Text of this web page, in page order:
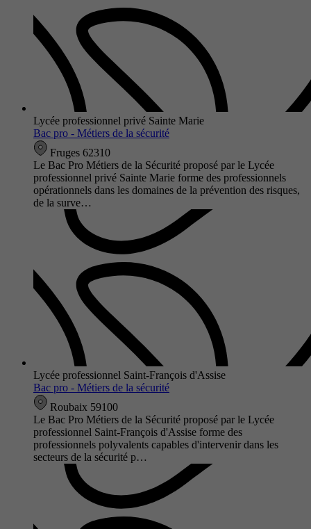
Lycée professionnel privé Sainte Marie
Bac pro - Métiers de la sécurité
Fruges 62310
Le Bac Pro Métiers de la Sécurité proposé par le Lycée
professionnel privé Sainte Marie forme des professionnels
opérationnels dans les domaines de la prévention des risques,
de la surve…
Lycée professionnel Saint-François d'Assise
Bac pro - Métiers de la sécurité
Roubaix 59100
Le Bac Pro Métiers de la Sécurité proposé par le Lycée
professionnel Saint-François d'Assise forme des
professionnels polyvalents capables d'intervenir dans les
secteurs de la sécurité p…